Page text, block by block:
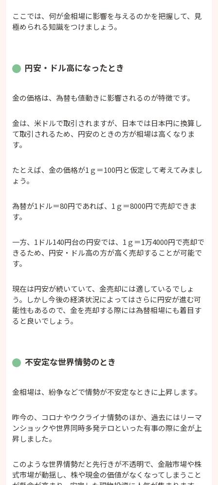
ここでは、何が金相場に影響を与えるのかを把握して、見
極められる知識をつけましょう。
円安・ドル高になったとき
金の価格は、為替も値動きに影響されるのが特徴です。
金は、米ドルで取引されますが、日本では日本円に換算し
て取引されるため、円安のときの方が相場は高くなりま
す。
たとえば、金の価格が1ｇ＝100円と仮定して考えてみまし
ょう。
為替が1ドル＝80円であれば、1ｇ＝8000円で売却できま
す。
一方、1ドル140円台の円安では、1ｇ＝1万4000円で売却で
きるため、円安・ドル高の方が高く売却することが可能で
す。
現在は円安が続いていて、金売却には適しているでしょ
う。しかし今後の経済状況によってはさらに円安が進む可
能性もあるので、金を売却する際には為替相場にも着目す
ると良いでしょう。
不安定な世界情勢のとき
金相場は、紛争などで情勢が不安定なときに上昇します。
昨今の、コロナやウクライナ情勢のほか、過去にはリーマ
ンショックや世界同時多発テロといった有事の際に金が上
昇しました。
このような世界情勢だと先行きが不透明で、金融市場や株
式市場が動揺し、株や現金の価値がなくなってしまうこと